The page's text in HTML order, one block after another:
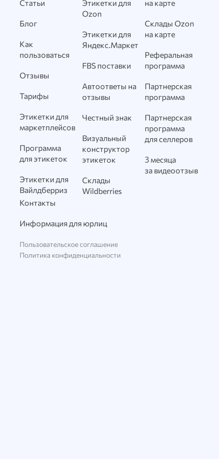
Статьи
Блог
Как
пользоваться
Отзывы
Тарифы
Этикетки для
маркетплейсов
Программа
для этикеток
Этикетки для
Вайлдберриз
Этикетки для
Ozon
Этикетки для
Яндекс.Маркет
FBS поставки
Автоответы на
отзывы
Честный знак
Визуальный
конструктор
этикеток
Склады
Wildberries
на карте
Склады Ozon
на карте
Реферальная
программа
Партнерская
программа
Партнерская
программа
для селлеров
3 месяца
за видеоотзыв
Контакты
Информация для юрлиц
Пользовательское соглашение
Политика конфиденциальности